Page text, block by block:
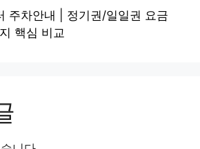
주차안내 | 정기권/일일권 요금
핵심 비교